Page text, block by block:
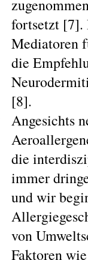
fortsetzt [7].
Mediatoren
die
[8].
Angesichts
die
immer
und wir
von
Faktoren